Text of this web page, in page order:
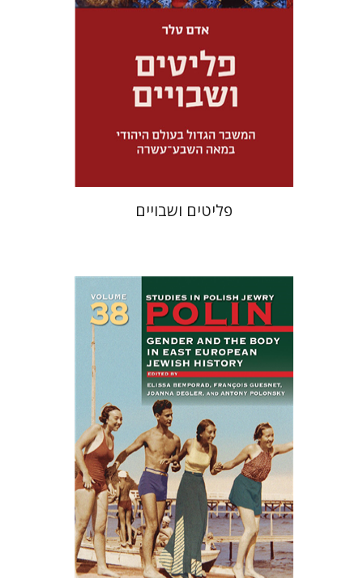
מחיר השקה
$46
$32
פליטים ושבויים
François Guesnet
Elissa
Bemporad
Joanna Degler
פולונסקי
הנחת אתר ספר מודפס
$75
$68